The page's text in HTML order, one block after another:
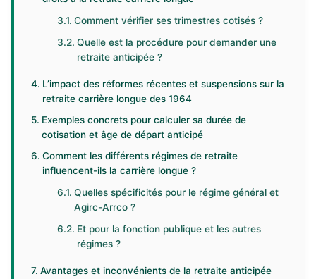
Comment vérifier ses trimestres cotisés ?
Quelle est la procédure pour demander une
retraite anticipée ?
L’impact des réformes récentes et suspensions sur la
retraite carrière longue des 1964
Exemples concrets pour calculer sa durée de
cotisation et âge de départ anticipé
Comment les différents régimes de retraite
influencent-ils la carrière longue ?
Quelles spécificités pour le régime général et
Agirc-Arrco ?
Et pour la fonction publique et les autres
régimes ?
Avantages et inconvénients de la retraite anticipée